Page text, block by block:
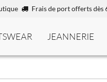
Frais de port offerts dès
JEANNERIE